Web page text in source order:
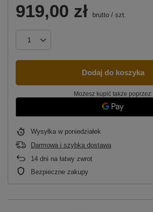
919,00 zł brutto / szt.
Dodaj do koszyka
Możesz kupić także poprzez:
Wysyłka w poniedziałek
Darmowa i szybka dostawa
14 dni na łatwy zwrot
Bezpieczne zakupy